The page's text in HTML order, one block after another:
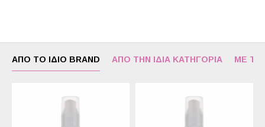
ΑΠΌ ΤΟ ΊΔΙΟ BRAND ΑΠΌ ΤΗΝ ΊΔΙΑ ΚΑΤΗΓΟΡΊΑ ΜΕ ΤΟ